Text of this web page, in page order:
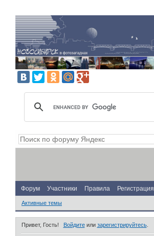
Форум Участники Правила Регистрация
Активные темы
Привет, Гость! Войдитеили зарегистрируйтесь.